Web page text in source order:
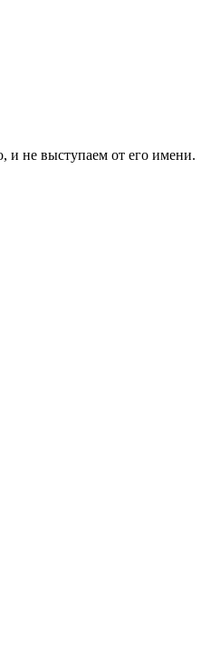
и не выступаем от его имени.